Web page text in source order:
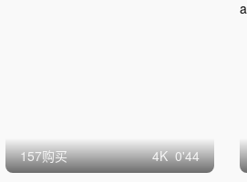
157购买 4K 0'44